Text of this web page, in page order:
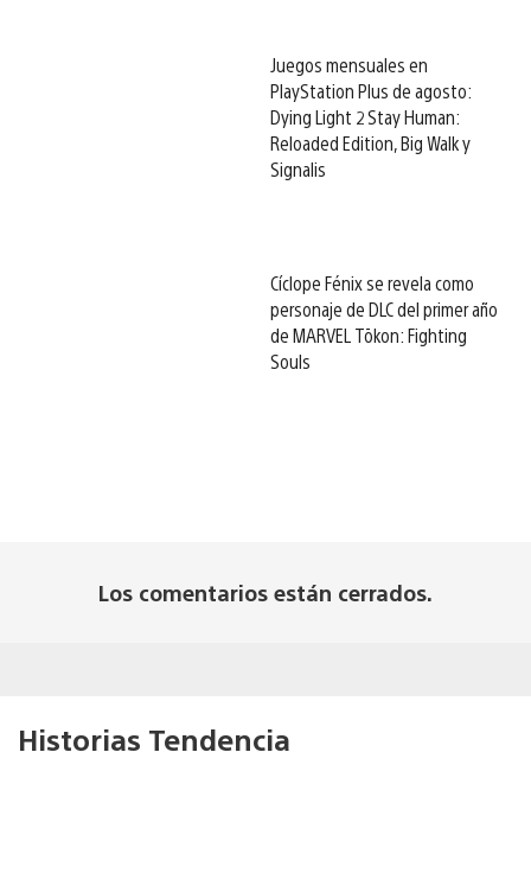
Juegos mensuales en
PlayStation Plus de agosto:
Dying Light 2 Stay Human:
Reloaded Edition, Big Walk y
Signalis
Cíclope Fénix se revela como
personaje de DLC del primer año
de MARVEL Tōkon: Fighting
Souls
Los comentarios están cerrados.
Historias Tendencia